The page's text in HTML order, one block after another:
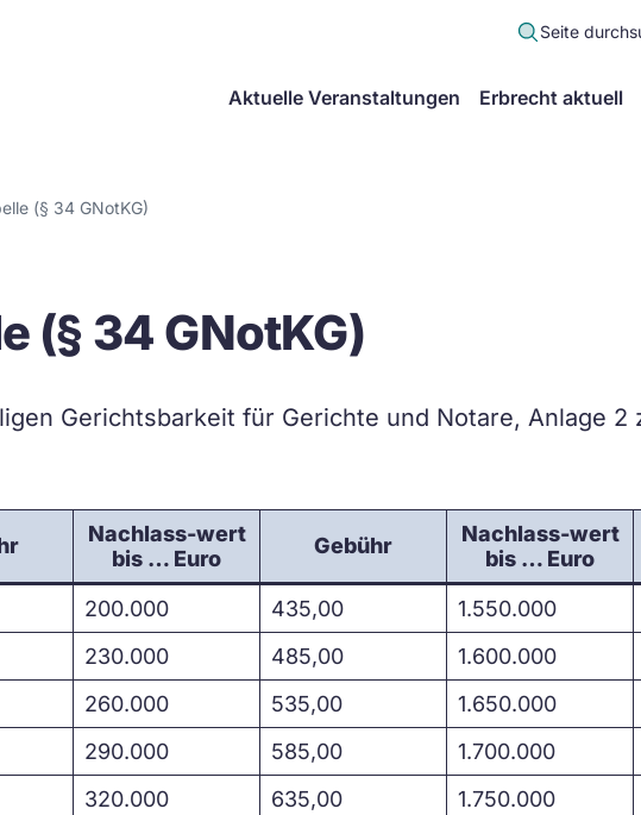
Seite
Aktuelle Veranstaltungen Erbrecht aktuell
(§ 34 GNotKG)
(§ 34 GNotKG)
Gerichtsbarkeit für Gerichte und Notare, Anlage 2
Nachlass-wert
bis … Euro
Gebühr
Nachlass-wert
bis … Euro
200.000 435,00 1.550.000
230.000 485,00 1.600.000
260.000 535,00 1.650.000
290.000 585,00 1.700.000
320.000 635,00 1.750.000